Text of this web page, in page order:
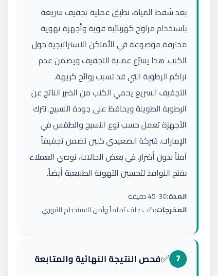
بعد شفط المياه، نطبق عملية تجفيف سريعة
باستخدام مراوح كهربائية قوية وأجهزة تهوية
محترفة موضوعة في الأماكن الاستراتيجية حول
الكنب. هذا يسرّع عملية التجفيف ويضمن عدم
تراكم الرطوبة التي قد تسبب روائح كريهة.
التجفيف السريع يحمي الكنب من الضرر الناتج عن
الرطوبة الطويلة ويحافظ على جودة النسيج. نترك
الأجهزة تعمل حسب نوع النسيج والطقس في
الإمارات. شركة الصعيدي كلين تضمن تجفيفاً
آمناً بدون أضرار. في بعض الحالات، نوصي العملاء
بفتح النوافذ لتحسين التهوية الطبيعية أيضاً.
المدة:30-45 دقيقة
المخرجات:كنب جاف تماماً وآمن للاستخدام الفوري
7
✅فحص النتيجة النهائية والمتابعة